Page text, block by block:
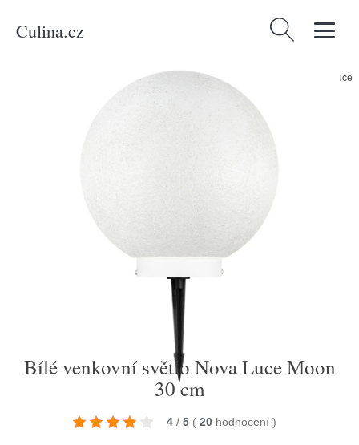
Culina.cz Vyhledávání
Dílna, stavba, zahrada/Bílé venkovní světlo Nova Luce
Bílé venkovní světlo Nova Luce Moon
30 cm
4 / 5 ( 20 hodnocení )